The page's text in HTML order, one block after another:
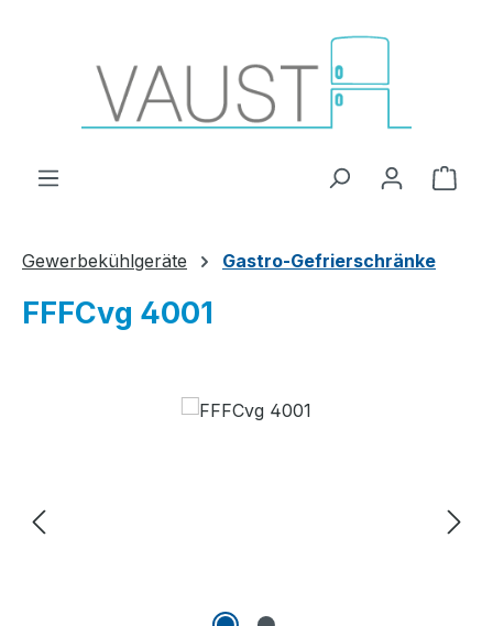
Gewerbekühlgeräte Gastro-Gefrierschränke
FFFCvg 4001
Bildergalerie überspringen